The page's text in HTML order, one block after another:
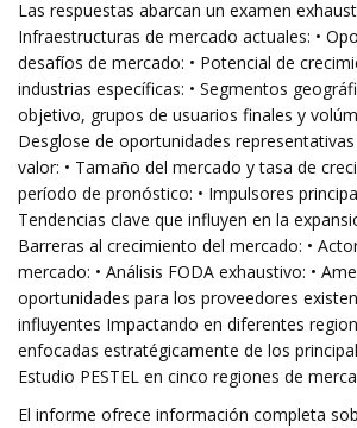
Las respuestas abarcan un examen
Infraestructuras de mercado actuales: •
desafíos de mercado: • Potencial de
industrias específicas: • Segmentos
objetivo, grupos de usuarios finales y
Desglose de oportunidades
valor: • Tamaño del mercado y tasa de
período de pronóstico: • Impulsores
Tendencias clave que influyen en la
Barreras al crecimiento del mercado: •
mercado: • Análisis FODA exhaustivo: •
oportunidades para los proveedores
influyentes Impactando en diferentes
enfocadas estratégicamente de los
Estudio PESTEL en cinco regiones de
El informe ofrece información completa